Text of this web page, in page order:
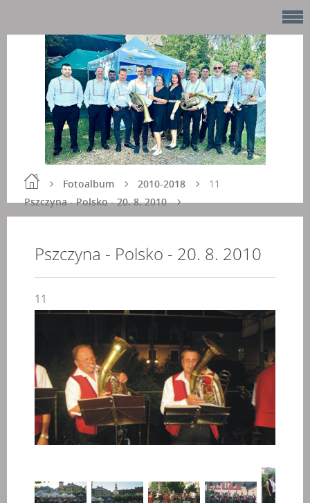
Fotoalbum
2010-2018
Pszczyna - Polsko - 20. 8. 2010
11
Pszczyna - Polsko - 20. 8. 2010
11